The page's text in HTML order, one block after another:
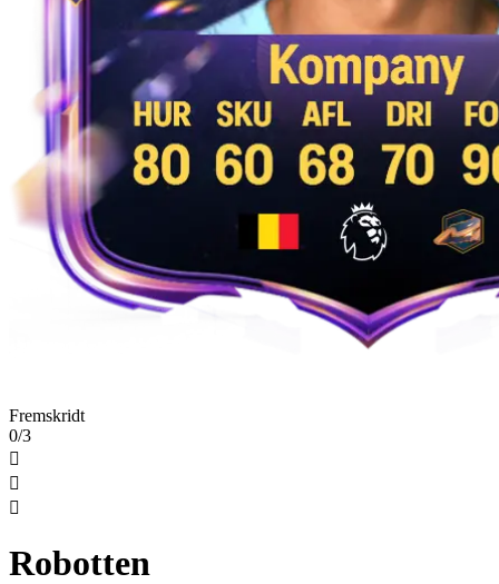
Fremskridt
0/3



Robotten